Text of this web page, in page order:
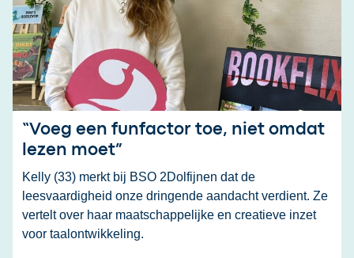
“Voeg een funfactor toe, niet omdat
lezen moet”
Kelly (33) merkt bij BSO 2Dolfijnen dat de
leesvaardigheid onze dringende aandacht verdient. Ze
vertelt over haar maatschappelijke en creatieve inzet
voor taalontwikkeling.